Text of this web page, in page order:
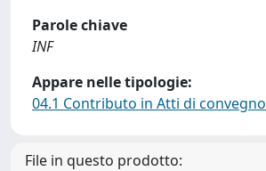
Parole chiave
INF
Appare nelle tipologie:
04.1 Contributo in Atti di convegno
File in questo prodotto: